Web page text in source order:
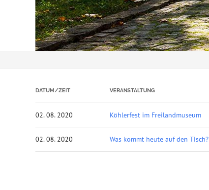
DATUM/ZEIT VERANSTALTUNG
02. 08. 2020 Köhlerfest im Freilandmuseum
02. 08. 2020 Was kommt heute auf den Tisch?